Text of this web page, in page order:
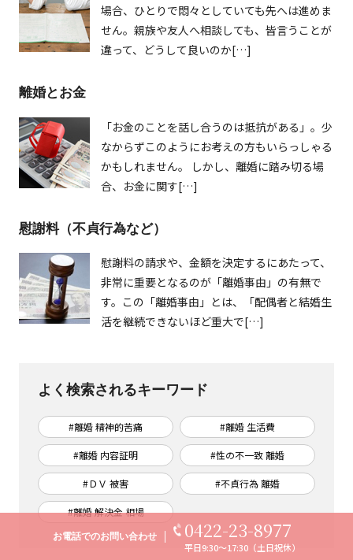
お電話でのお問い合わせ 0422-23-8977
平日9:30～17:30（土日祝休）
場合、ひとりで悶々としていても先へは進めま
せん。親族や友人へ相談しても、皆言うことが
違って、どうして良いのか[…]
離婚とお金
「お金のことを話し合うのは抵抗がある」。少
なからずこのようにお考えの方もいらっしゃる
かもしれません。 しかし、離婚に踏み切る場
合、お金に関す[…]
慰謝料（不貞行為など）
慰謝料の請求や、金額を決定するにあたって、
非常に重要となるのが「離婚事由」の有無で
す。この「離婚事由」とは、「配偶者と結婚生
活を継続できないほど重大で[…]
よく検索されるキーワード
#離婚 精神的苦痛 #離婚 生活費
#離婚 内容証明 #性の不一致 離婚
#ＤＶ 被害 #不貞行為 離婚
#離婚 解決金 相場